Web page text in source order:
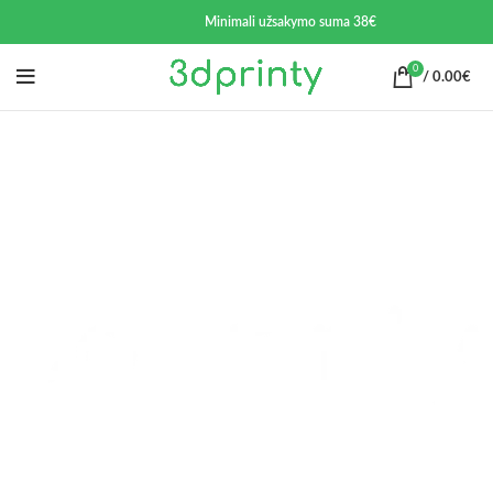
Minimali užsakymo suma 38€
0
/ 0.00€